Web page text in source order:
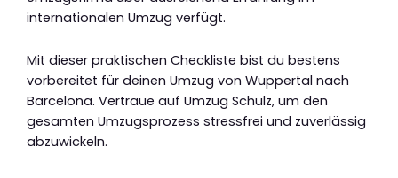
internationalen Umzug verfügt.
Mit dieser praktischen Checkliste bist du bestens
vorbereitet für deinen Umzug von Wuppertal nach
Barcelona. Vertraue auf Umzug Schulz, um den
gesamten Umzugsprozess stressfrei und zuverlässig
abzuwickeln.